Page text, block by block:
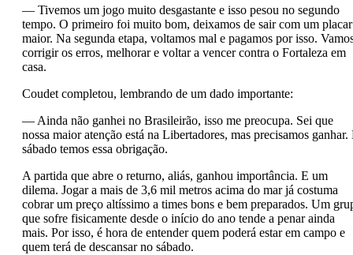
— Tivemos um jogo muito desgastante e isso pesou no segundo
tempo. O primeiro foi muito bom, deixamos de sair com um placar
maior. Na segunda etapa, voltamos mal e pagamos por isso.
corrigir os erros, melhorar e voltar a vencer contra o Fortaleza em
casa.
Coudet completou, lembrando de um dado importante:
— Ainda não ganhei no Brasileirão, isso me preocupa. Sei que
nossa maior atenção está na Libertadores, mas precisamos ganhar.
sábado temos essa obrigação.
A partida que abre o returno, aliás, ganhou importância. E um
dilema. Jogar a mais de 3,6 mil metros acima do mar já costuma
cobrar um preço altíssimo a times bons e bem preparados. Um
que sofre fisicamente desde o início do ano tende a penar ainda
mais. Por isso, é hora de entender quem poderá estar em campo e
quem terá de descansar no sábado.